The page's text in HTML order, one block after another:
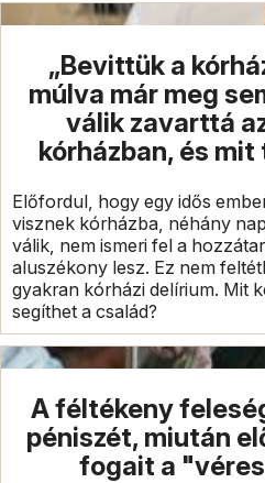
„Bevittük a
múlva már meg
válik zavarttá
kórházban, és
Előfordul, hogy egy idős
visznek kórházba, néhány
válik, nem ismeri fel a
aluszékony lesz. Ez nem
gyakran kórházi delírium. Mit
segíthet a család?
A féltékeny
péniszét, miután
fogait a